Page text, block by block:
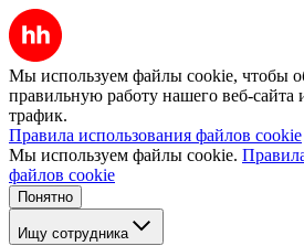
Мы используем файлы cookie, чтобы
правильную работу нашего веб-сайта
трафик.
Правила использования файлов cookie
Мы используем файлы cookie.
файлов cookie
Понятно
Ищу сотрудника